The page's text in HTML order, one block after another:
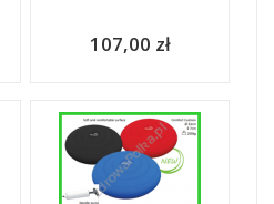
107,00 zł